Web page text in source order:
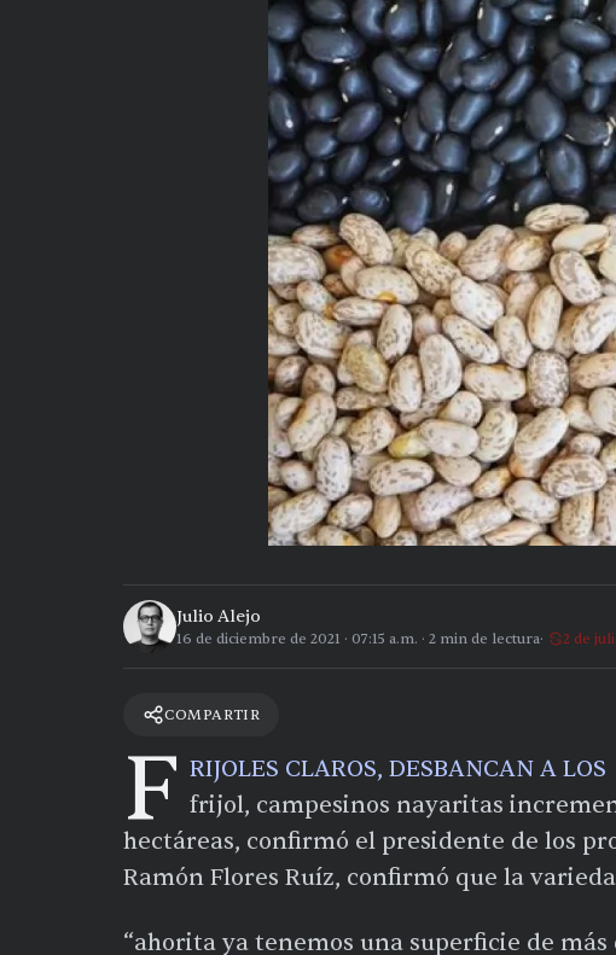
Julio Alejo
16 de diciembre de 2021 · 07:15 a.m. · 2 min de lectura 2 de
COMPARTIR
F RIJOLES CLAROS, DESBANCAN A
frijol, campesinos nayaritas
hectáreas, confirmó el presidente de los
Ramón Flores Ruíz, confirmó que la
“ahorita ya tenemos una superficie de